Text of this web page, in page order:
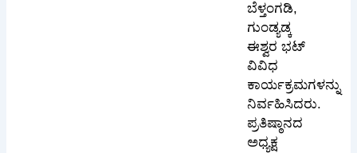
ಬೆಳ್ತಂಗಡಿ,
ಗುಂಡ್ಯಡ್ಕ
ಈಶ್ವರ ಭಟ್
ವಿವಿಧ
ಕಾರ್ಯಕ್ರಮಗಳನ್ನು
ನಿರ್ವಹಿಸಿದರು.
ಪ್ರತಿಷ್ಠಾನದ
ಅಧ್ಯಕ್ಷ